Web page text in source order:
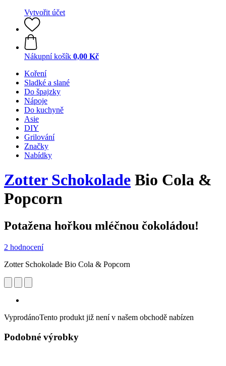
Vytvořit účet
Nákupní košík 0,00 Kč
Koření
Sladké a slané
Do špajzky
Nápoje
Do kuchyně
Asie
DIY
Grilování
Značky
Nabídky
Zotter Schokolade Bio Cola &
Popcorn
Potažena hořkou mléčnou čokoládou!
2 hodnocení
Zotter Schokolade Bio Cola & Popcorn
VyprodánoTento produkt již není v našem obchodě nabízen
Podobné výrobky